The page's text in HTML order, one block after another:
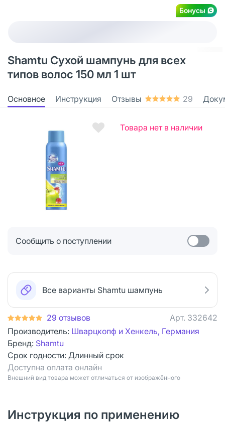
Бонусы
Shamtu Сухой шампунь для всех
типов волос 150 мл 1 шт
Основное Инструкция Отзывы 29
Товара нет в наличии
Сообщить о поступлении
Все варианты Shamtu шампунь
29 отзывов Арт. 332642
Производитель: Шварцкопф и Хенкель, Германия
Бренд: Shamtu
Срок годности: Длинный срок
Доступна оплата онлайн
Bнешний вид товара может отличаться от изображённого
Инструкция по применению